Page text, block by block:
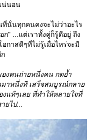
น่นอน
นั่นทุกคนคงจะไม่ว่าอะไร
" ...แต่เราทั้งคู่ก็รู้ดีอยู่ ถึง
กาสดีๆที่ไม่รู้เมื่อไหร่จะมี
งคนถ่ายหนึ่งคน กดย้ำ
มาหนึ่งที เสร็จสมบูรณ์กลา
แท้ๆเลย ที่ทำให้หลายใจที่
ไป...